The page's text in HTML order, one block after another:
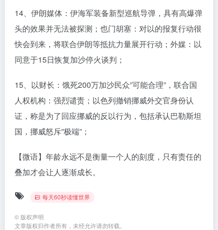
14、伊朗媒体：伊海军装备新型巡航导弹，具有高爆弹
头的效果并无法被探测；也门胡塞：对以的报复行动很
快会到来，将联合伊朗等抵抗力量展开行动；外媒：以
同意于15日恢复加沙停火谈判；
15、以财长：饿死200万加沙民众”可能合理”，联合国
人权机构：强烈谴责；以色列撤销挪威外交官身份认
证，称是为了回应挪威的反以行为，包括承认巴勒斯坦
国，挪威怒斥”极端”；
【微语】年龄永远不是衡量一个人的刻度，只有责任的
叠加才会让人逐渐成长。
每天60秒读懂世界
© 版权声明
文章版权归作者所有，未经允许请勿转载。